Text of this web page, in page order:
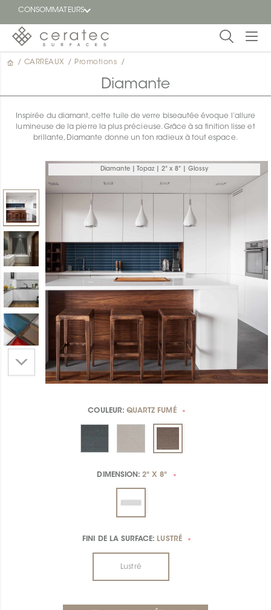
CONSOMMATEURS
En
Trouver
/ CARREAUX / Promotions /
Diamante
Inspirée du diamant, cette tuile de verre biseautée évoque l’allure
lumineuse de la pierre la plus précieuse. Grâce à sa finition lisse et
brillante, Diamante donne un ton radieux à tout espace.
Diamante | Topaz | 2" x 8" | Glossy
COULEUR: QUARTZ FUMÉ *
DIMENSION:2" X 8" *
FINI DE LA SURFACE: LUSTRÉ *
Lustré